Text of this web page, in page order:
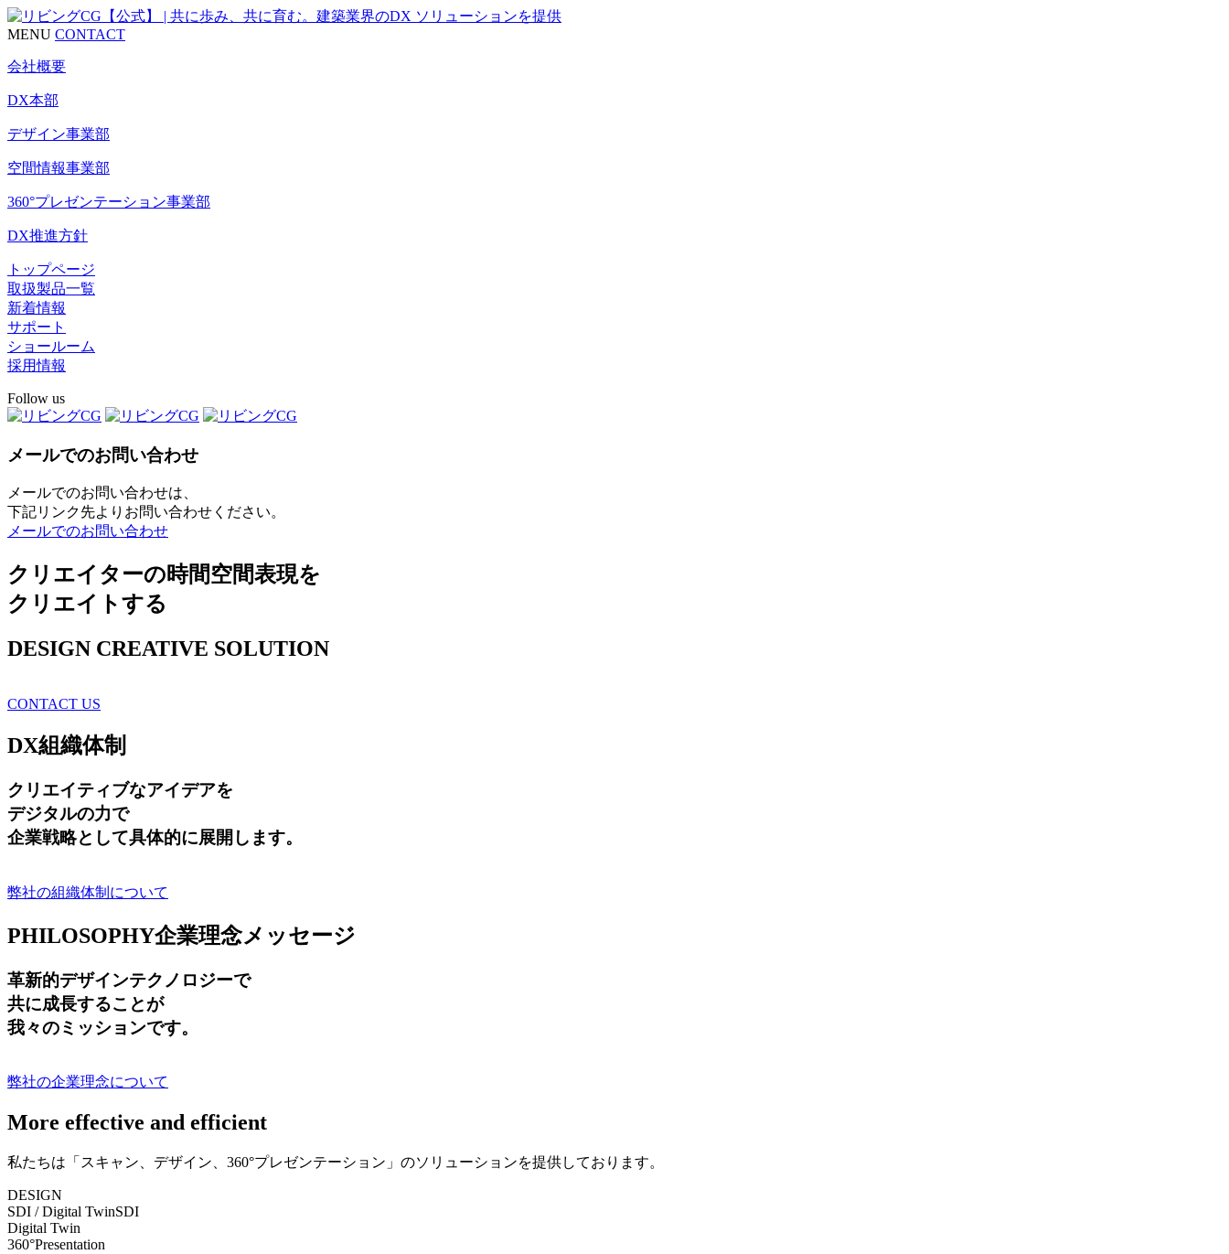
MENU CONTACT
会社概要
DX本部
デザイン事業部
空間情報事業部
360°プレゼンテーション事業部
DX推進方針
トップページ
取扱製品一覧
新着情報
サポート
ショールーム
採用情報
Follow us
メールでのお問い合わせ
メールでのお問い合わせは、
下記リンク先よりお問い合わせください。
メールでのお問い合わせ
クリエイターの時間空間表現を
クリエイトする
DESIGN CREATIVE SOLUTION
CONTACT US
DX組織体制
クリエイティブなアイデアを
デジタルの力で
企業戦略として具体的に展開します。
弊社の組織体制について
PHILOSOPHY企業理念メッセージ
革新的デザインテクノロジーで
共に成長することが
我々のミッションです。
弊社の企業理念について
More effective and efficient
私たちは「スキャン、デザイン、360°プレゼンテーション」のソリューションを提供しております。
DESIGN
SDI / Digital TwinSDI
Digital Twin
360°Presentation